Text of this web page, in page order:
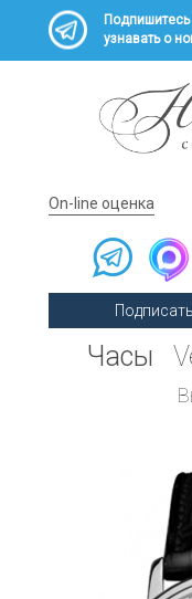
узнавать о
On-line оценка
Часы